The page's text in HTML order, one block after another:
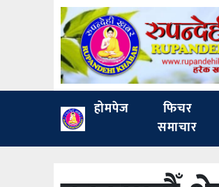
होमपेज
फिचर
समाचार